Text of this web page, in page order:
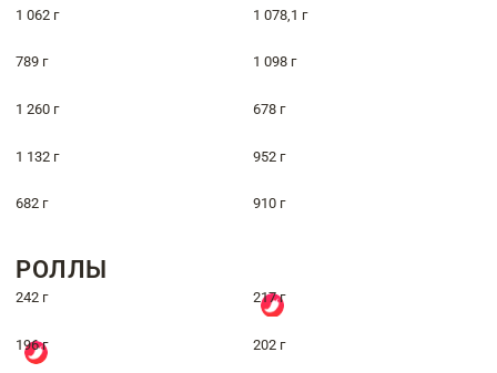
1 062 г 1 078,1 г
789 г 1 098 г
1 260 г 678 г
1 132 г 952 г
682 г 910 г
РОЛЛЫ
242 г 217 г
196 г 202 г